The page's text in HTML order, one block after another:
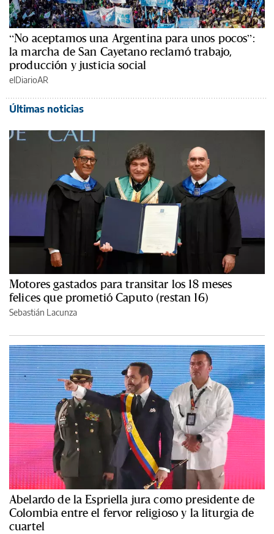
“No aceptamos una Argentina para unos pocos”:
la marcha de San Cayetano reclamó trabajo,
producción y justicia social
elDiarioAR
Últimas noticias
Motores gastados para transitar los 18 meses
felices que prometió Caputo (restan 16)
Sebastián Lacunza
Abelardo de la Espriella jura como presidente de
Colombia entre el fervor religioso y la liturgia de
cuartel